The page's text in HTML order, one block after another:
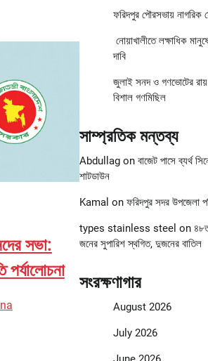
সভা:
ফরিদপুর পৌরসভায় নাগরিক
নোয়াখালীতে লক্ষাধিক
দাবি
জুলাই সনদ ও গণভোটের রায়
বিশাল গণমিছিল
সাম্প্রতিক মন্তব্য
Abdullagon বাজেট পাসে ব্যর্থ
শাটডাউন
Kamal on ফরিদপুর সদর উপজেলা
types stainless steel on
জনের সুপারিশ স্থগিত, দুজনের বাতিল
সংরক্ষণাগার
August 2026
July 2026